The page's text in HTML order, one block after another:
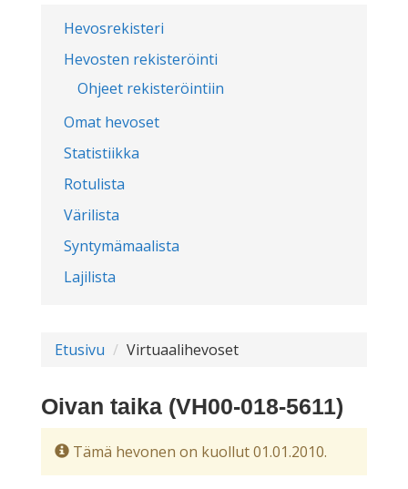
Hevosrekisteri
Hevosten rekisteröinti
Ohjeet rekisteröintiin
Omat hevoset
Statistiikka
Rotulista
Värilista
Syntymämaalista
Lajilista
Etusivu Virtuaalihevoset
Oivan taika (VH00-018-5611)
Tämä hevonen on kuollut 01.01.2010.